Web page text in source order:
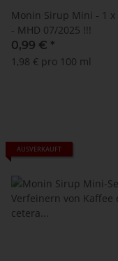
Monin Sirup Mini - 1 x 50 ml
- MHD 07/2025 !!!
0,99 € *
1,98 € pro 100 ml
AUSVERKAUFT